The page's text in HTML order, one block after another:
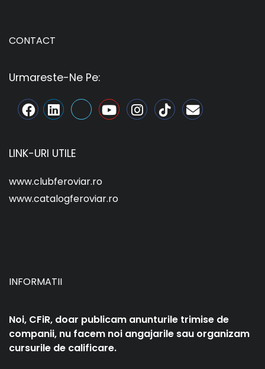
CONTACT
Urmareste-Ne Pe:
LINK-URI UTILE
www.clubferoviar.ro
www.catalogferoviar.ro
INFORMATII
Noi, CFiR, doar publicam anunturile trimise de
companii, nu facem noi angajarile sau organizam
cursurile de calificare.